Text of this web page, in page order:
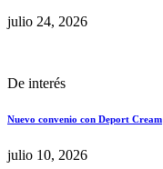
julio 24, 2026
De interés
Nuevo convenio con Deport Cream
julio 10, 2026